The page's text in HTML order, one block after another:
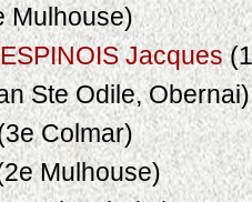
Mulhouse)
Jacques
Ste Odile, Obernai)
Colmar)
Mulhouse)